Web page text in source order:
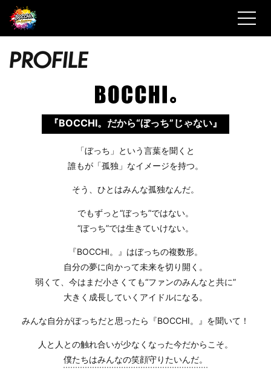
PROFILE
『BOCCHI。 だから“ぼっち”じゃない』
「ぼっち」という⾔葉を聞くと
誰もが「孤独」なイメージを持つ。
そう、ひとはみんな孤独なんだ。
でもずっと“ぼっち”ではない。
“ぼっち”では⽣きていけない。
『BOCCHI。』はぼっちの複数形。
⾃分の夢に向かって未来を切り開く。
弱くて、今はまだ⼩さくても“ファンのみんなと共に”
⼤きく成⻑していくアイドルになる。
みんな⾃分がぼっちだと思ったら『BOCCHI。』を聞いて！
⼈と⼈との触れ合いが少なくなった今だからこそ。
僕たちはみんなの笑顔守りたいんだ。